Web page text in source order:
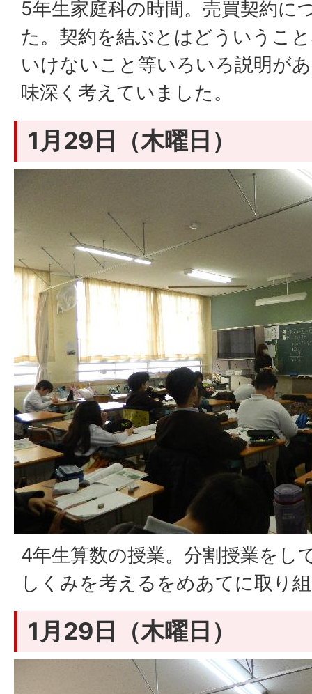
5年生家庭科の時間。売買契約に
た。契約を結ぶとはどういうこ
いけないこと等いろいろ説明が
味深く考えていました。
1月29日（木曜日）
4年生算数の授業。分割授業をし
しくみを考えるをめあてに取り
1月29日（木曜日）